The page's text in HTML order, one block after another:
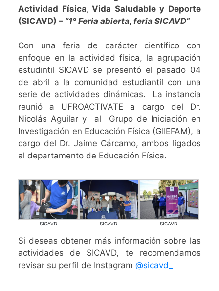
Actividad Física, Vida Saludable y Deporte
(SICAVD) – “1° Feria abierta, feria SICAVD”
Con una feria de carácter científico con
enfoque en la actividad física, la agrupación
estudintil SICAVDse presentó el pasado 04
de abril a la comunidad estudiantil con una
serie de actividades dinámicas. La instancia
reunió a UFROACTIVATE a cargo del Dr.
Nicolás Aguilar y al Grupo de Iniciación en
Investigación en Educación Física (GIIEFAM), a
cargo del Dr. Jaime Cárcamo, ambos ligados
al departamento de Educación Física.
SICAVD SICAVD SICAVD
Si deseas obtener más información sobre las
actividades de SICAVD, te recomendamos
revisar su perfil de Instagram@sicavd_